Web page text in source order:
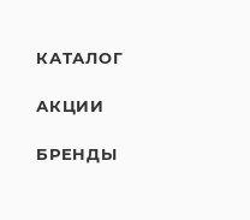
КАТАЛОГ
АКЦИИ
БРЕНДЫ